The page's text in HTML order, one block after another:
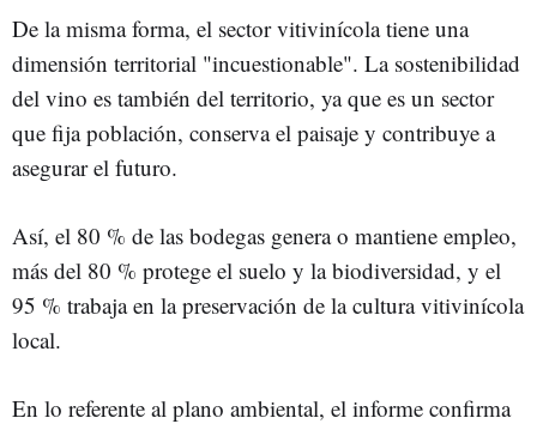
De la misma forma, el sector vitivinícola tiene una
dimensión territorial "incuestionable". La sostenibilidad
del vino es también del territorio, ya que es un sector
que fija población, conserva el paisaje y contribuye a
asegurar el futuro.
Así, el 80 % de las bodegas genera o mantiene empleo,
más del 80 % protege el suelo y la biodiversidad, y el
95 % trabaja en la preservación de la cultura vitivinícola
local.
En lo referente al plano ambiental, el informe confirma